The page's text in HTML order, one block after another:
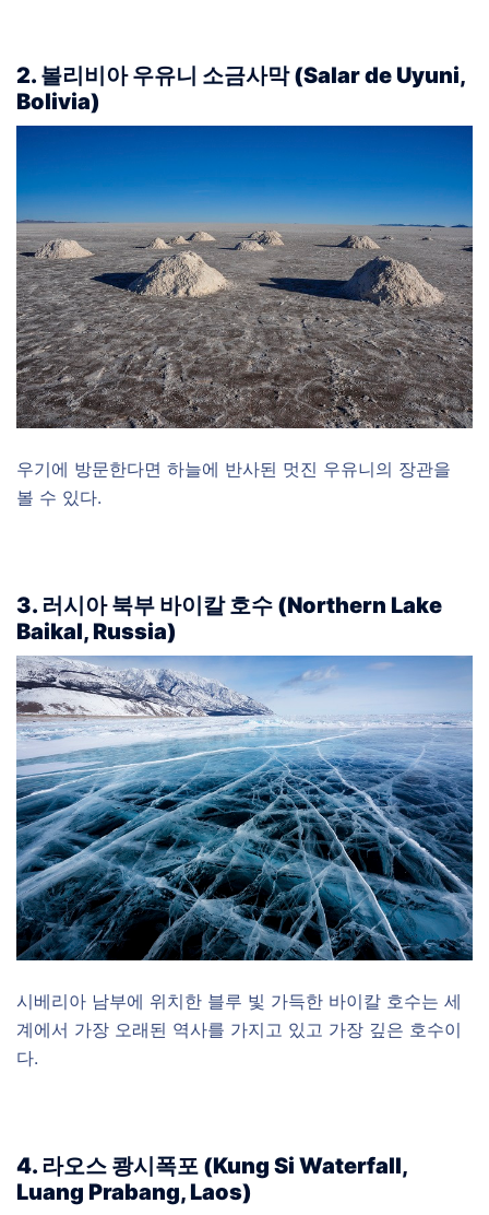
2. 볼리비아 우유니 소금사막 (Salar de Uyuni,
Bolivia)
우기에 방문한다면 하늘에 반사된 멋진 우유니의 장관을
볼 수 있다.
3. 러시아 북부 바이칼 호수 (Northern Lake
Baikal, Russia)
시베리아 남부에 위치한 블루 빛 가득한 바이칼 호수는 세
계에서 가장 오래된 역사를 가지고 있고 가장 깊은 호수이
다.
4. 라오스 쾅시폭포 (Kung Si Waterfall,
Luang Prabang, Laos)